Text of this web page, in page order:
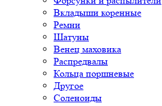
Вкладыши коренные
Ремни
Шатуны
Венец маховика
Распредвалы
Кольца поршневые
Другое
Соленоиды